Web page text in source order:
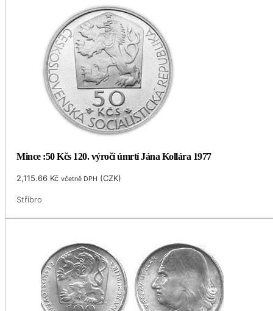
Mince :50 Kčs 120. výročí úmrtí Jána Kollára 1977
2,115.66 Kč včetně DPH (CZK)
Stříbro